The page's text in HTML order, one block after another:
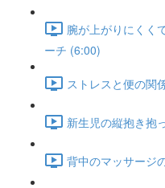
腕が上がりにくく
ーチ (6:00)
ストレスと便の関
新生児の縦抱き抱
背中のマッサージ